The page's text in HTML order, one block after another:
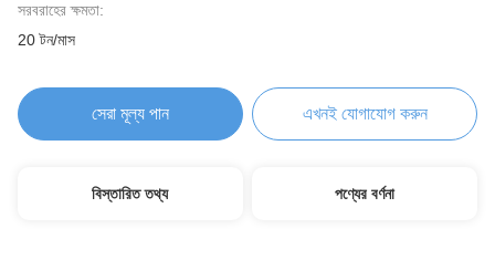
সরবরাহের ক্ষমতা:
20 টন/মাস
সেরা মূল্য পান এখনই যোগাযোগ করুন
বিস্তারিত তথ্য পণ্যের বর্ণনা